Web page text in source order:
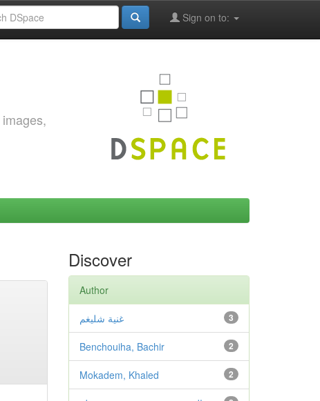
Sign on to:
Discover
Author
3 غنية شليغم
2
Benchouiha, Bachir
2
Mokadem, Khaled